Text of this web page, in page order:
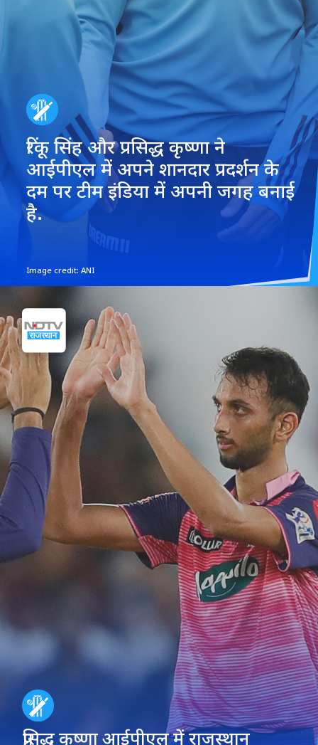
रिंकू सिंह और प्रसिद्ध कृष्णा ने
आईपीएल में अपने शानदार प्रदर्शन के
दम पर टीम इंडिया में अपनी जगह बनाई
है.
Image credit: ANI
प्रसिद्ध कृष्णा आईपीएल में राजस्थान